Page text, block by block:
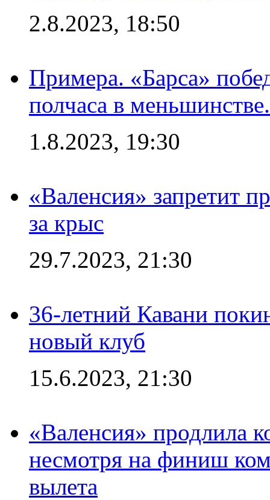
2.8.2023, 18:50
Примера. «Барса»
полчаса в
1.8.2023, 19:30
«Валенсия» запретит
за крыс
29.7.2023, 21:30
36-летний Кавани
новый клуб
15.6.2023, 21:30
«Валенсия» продлила
несмотря на финиш
вылета